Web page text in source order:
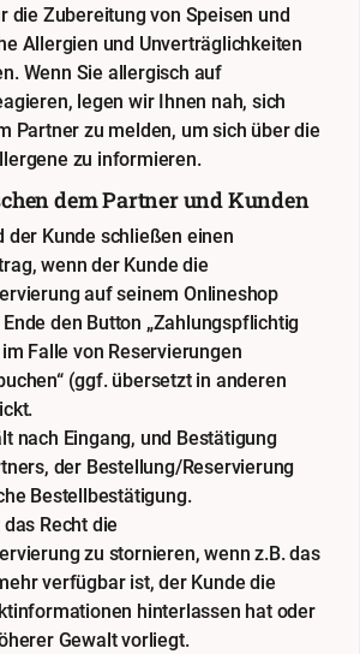
die Zubereitung von Speisen und
Allergien und Unverträglichkeiten
Wenn Sie allergisch auf
legen wir Ihnen nah, sich
Partner zu melden, um sich über die
zu informieren.
dem Partner und Kunden
der Kunde schließen einen
wenn der Kunde die
auf seinem Onlineshop
den Button „Zahlungspflichtig
Falle von Reservierungen
(ggf. übersetzt in anderen
nach Eingang, und Bestätigung
der Bestellung/Reservierung
Bestellbestätigung.
Recht die
zu stornieren, wenn z.B. das
verfügbar ist, der Kunde die
hinterlassen hat oder
Gewalt vorliegt.